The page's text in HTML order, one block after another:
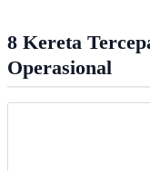
8 Kereta
Operasional